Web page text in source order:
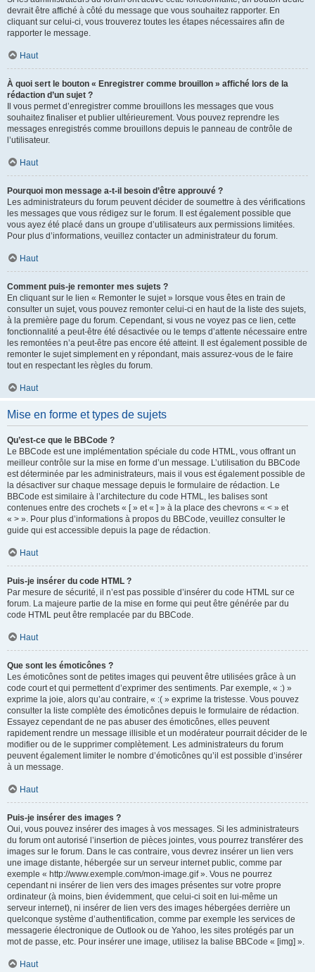
devrait être affiché à côté du message que vous souhaitez rapporter. En
cliquant sur celui-ci, vous trouverez toutes les étapes nécessaires afin de
rapporter le message.
Haut
À quoi sert le bouton « Enregistrer comme brouillon » affiché lors de la
rédaction d’un sujet ?
Il vous permet d’enregistrer comme brouillons les messages que vous
souhaitez finaliser et publier ultérieurement. Vous pouvez reprendre les
messages enregistrés comme brouillons depuis le panneau de contrôle de
l’utilisateur.
Haut
Pourquoi mon message a-t-il besoin d’être approuvé ?
Les administrateurs du forum peuvent décider de soumettre à des vérifications
les messages que vous rédigez sur le forum. Il est également possible que
vous ayez été placé dans un groupe d’utilisateurs aux permissions limitées.
Pour plus d’informations, veuillez contacter un administrateur du forum.
Haut
Comment puis-je remonter mes sujets ?
En cliquant sur le lien « Remonter le sujet » lorsque vous êtes en train de
consulter un sujet, vous pouvez remonter celui-ci en haut de la liste des sujets,
à la première page du forum. Cependant, si vous ne voyez pas ce lien, cette
fonctionnalité a peut-être été désactivée ou le temps d’attente nécessaire entre
les remontées n’a peut-être pas encore été atteint. Il est également possible de
remonter le sujet simplement en y répondant, mais assurez-vous de le faire
tout en respectant les règles du forum.
Haut
Mise en forme et types de sujets
Qu’est-ce que le BBCode ?
Le BBCode est une implémentation spéciale du code HTML, vous offrant un
meilleur contrôle sur la mise en forme d’un message. L’utilisation du BBCode
est déterminée par les administrateurs, mais il vous est également possible de
la désactiver sur chaque message depuis le formulaire de rédaction. Le
BBCode est similaire à l’architecture du code HTML, les balises sont
contenues entre des crochets « [ » et « ] » à la place des chevrons « < » et
« > ». Pour plus d’informations à propos du BBCode, veuillez consulter le
guide qui est accessible depuis la page de rédaction.
Haut
Puis-je insérer du code HTML ?
Par mesure de sécurité, il n’est pas possible d’insérer du code HTML sur ce
forum. La majeure partie de la mise en forme qui peut être générée par du
code HTML peut être remplacée par du BBCode.
Haut
Que sont les émoticônes ?
Les émoticônes sont de petites images qui peuvent être utilisées grâce à un
code court et qui permettent d’exprimer des sentiments. Par exemple, « :) »
exprime la joie, alors qu’au contraire, « :( » exprime la tristesse. Vous pouvez
consulter la liste complète des émoticônes depuis le formulaire de rédaction.
Essayez cependant de ne pas abuser des émoticônes, elles peuvent
rapidement rendre un message illisible et un modérateur pourrait décider de le
modifier ou de le supprimer complètement. Les administrateurs du forum
peuvent également limiter le nombre d’émoticônes qu’il est possible d’insérer
à un message.
Haut
Puis-je insérer des images ?
Oui, vous pouvez insérer des images à vos messages. Si les administrateurs
du forum ont autorisé l’insertion de pièces jointes, vous pourrez transférer des
images sur le forum. Dans le cas contraire, vous devrez insérer un lien vers
une image distante, hébergée sur un serveur internet public, comme par
exemple « http://www.exemple.com/mon-image.gif ». Vous ne pourrez
cependant ni insérer de lien vers des images présentes sur votre propre
ordinateur (à moins, bien évidemment, que celui-ci soit en lui-même un
serveur internet), ni insérer de lien vers des images hébergées derrière un
quelconque système d’authentification, comme par exemple les services de
messagerie électronique de Outlook ou de Yahoo, les sites protégés par un
mot de passe, etc. Pour insérer une image, utilisez la balise BBCode « [img] ».
Haut